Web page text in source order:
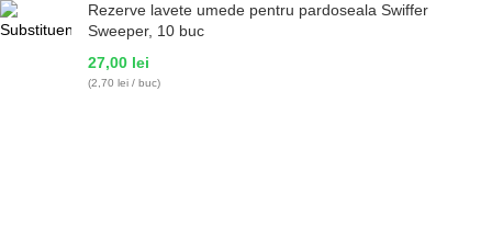
Rezerve lavete umede pentru pardoseala Swiffer
Sweeper, 10 buc
27,00 lei
(2,70 lei / buc)